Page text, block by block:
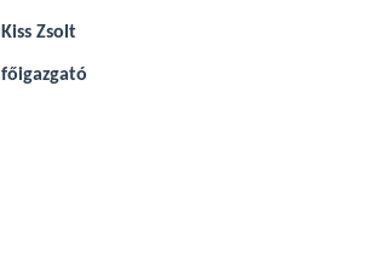
Kiss Zsolt
főigazgató